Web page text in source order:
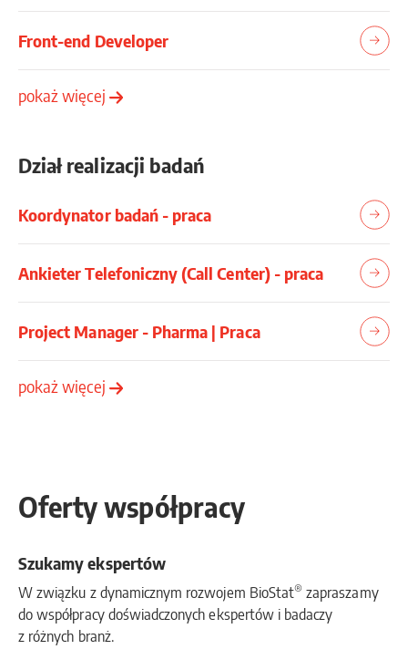
Front-end Developer
pokaż więcej
Dział realizacji badań
Koordynator badań - praca
Ankieter Telefoniczny (Call Center) - praca
Project Manager - Pharma | Praca
pokaż więcej
Oferty współpracy
Szukamy ekspertów
W związku z dynamicznym rozwojem BioStat® zapraszamy
do współpracy doświadczonych ekspertów i badaczy
z różnych branż.